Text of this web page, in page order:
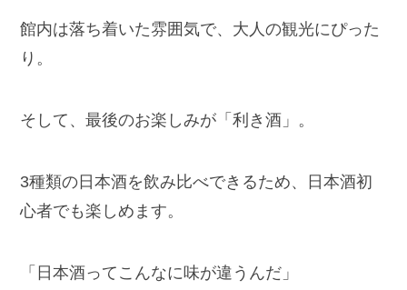
館内は落ち着いた雰囲気で、大人の観光にぴった
り。
そして、最後のお楽しみが「利き酒」。
3種類の日本酒を飲み比べできるため、日本酒初
心者でも楽しめます。
「日本酒ってこんなに味が違うんだ」